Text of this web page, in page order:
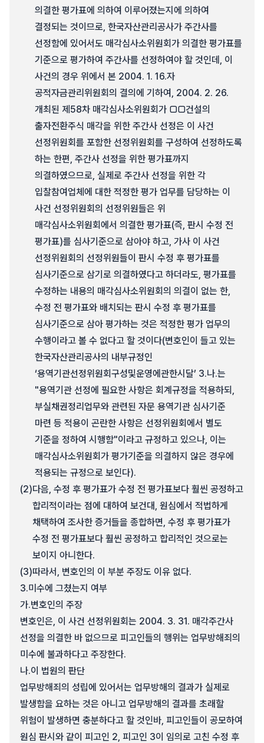
의결한 평가표에 의하여 이루어졌는지에 의하여
결정되는 것이므로, 한국자산관리공사가 주간사를
선정함에 있어서도 매각심사소위원회가 의결한 평가표를
기준으로 평가하여 주간사를 선정하여야 할 것인데, 이
사건의 경우 위에서 본 2004. 1. 16.자
공적자금관리위원회의 결의에 기하여, 2004. 2. 26.
개최된 제58차 매각심사소위원회가 □□건설의
출자전환주식 매각을 위한 주간사 선정은 이 사건
선정위원회를 포함한 선정위원회를 구성하여 선정하도록
하는 한편, 주간사 선정을 위한 평가표까지
의결하였으므로, 실제로 주간사 선정을 위한 각
입찰참여업체에 대한 적정한 평가 업무를 담당하는 이
사건 선정위원회의 선정위원들은 위
매각심사소위원회에서 의결한 평가표(즉, 판시 수정 전
평가표)를 심사기준으로 삼아야 하고, 가사 이 사건
선정위원회의 선정위원들이 판시 수정 후 평가표를
심사기준으로 삼기로 의결하였다고 하더라도, 평가표를
수정하는 내용의 매각심사소위원회의 의결이 없는 한,
수정 전 평가표와 배치되는 판시 수정 후 평가표를
심사기준으로 삼아 평가하는 것은 적정한 평가 업무의
수행이라고 볼 수 없다고 할 것이다(변호인이 들고 있는
한국자산관리공사의 내부규정인
‘용역기관선정위원회구성및운영에관한시달’ 3.나.는
"용역기관 선정에 필요한 사항은 회계규정을 적용하되,
부실채권정리업무와 관련된 자문 용역기관 심사기준
마련 등 적용이 곤란한 사항은 선정위원회에서 별도
기준을 정하여 시행함"이라고 규정하고 있으나, 이는
매각심사소위원회가 평가기준을 의결하지 않은 경우에
적용되는 규정으로 보인다).
(2)다음, 수정 후 평가표가 수정 전 평가표보다 훨씬 공정하고
합리적이라는 점에 대하여 보건대, 원심에서 적법하게
채택하여 조사한 증거들을 종합하면, 수정 후 평가표가
수정 전 평가표보다 훨씬 공정하고 합리적인 것으로는
보이지 아니한다.
(3)따라서, 변호인의 이 부분 주장도 이유 없다.
3.미수에 그쳤는지 여부
가.변호인의 주장
변호인은, 이 사건 선정위원회는 2004. 3. 31. 매각주간사
선정을 의결한 바 없으므로 피고인들의 행위는 업무방해죄의
미수에 불과하다고 주장한다.
나.이 법원의 판단
업무방해죄의 성립에 있어서는 업무방해의 결과가 실제로
발생함을 요하는 것은 아니고 업무방해의 결과를 초래할
위험이 발생하면 충분하다고 할 것인바, 피고인들이 공모하여
원심 판시와 같이 피고인 2, 피고인 3이 임의로 고친 수정 후